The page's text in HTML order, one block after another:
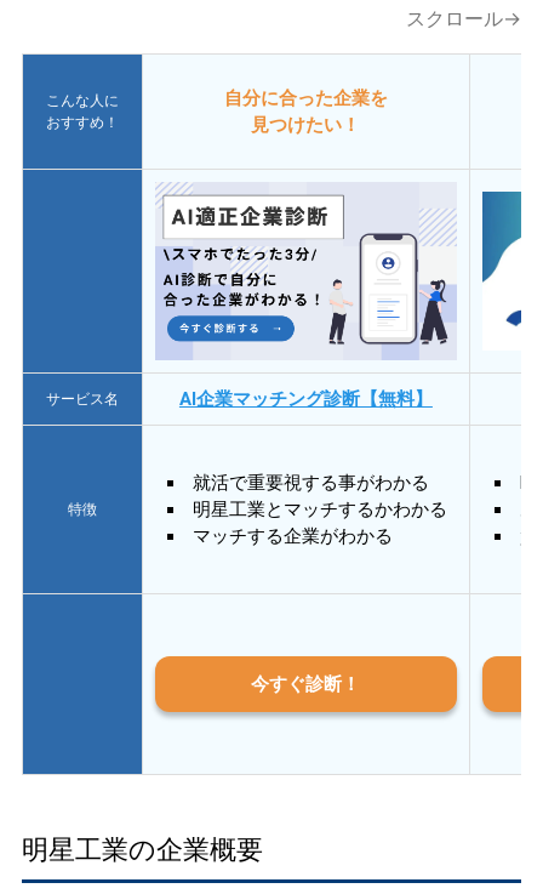
スクロール→
こんな人に
おすすめ！
自分に合った企業を
見つけたい！
サービス名 AI企業マッチング診断【無料】
特徴
就活で重要視する事がわかる
明星工業とマッチするかわかる
マッチする企業がわかる
質
今すぐ診断！
明星工業の企業概要